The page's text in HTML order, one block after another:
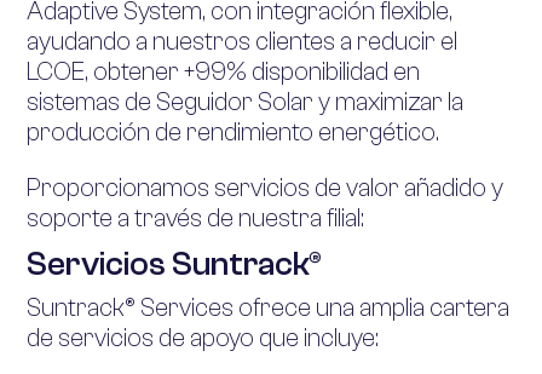
Adaptive System, con integración flexible,
ayudando a nuestros clientes a reducir el
LCOE, obtener +99% disponibilidad en
sistemas de Seguidor Solar y maximizar la
producción de rendimiento energético.
Proporcionamos servicios de valor añadido y
soporte a través de nuestra filial:
Servicios Suntrack®
Suntrack® Services ofrece una amplia cartera
de servicios de apoyo que incluye: